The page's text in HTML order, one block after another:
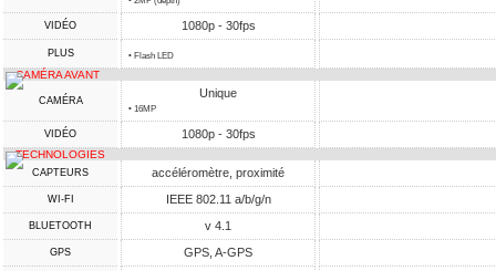
VIDÉO 1080p - 30fps
PLUS • Flash LED
CAMÉRA AVANT
CAMÉRA
Unique
• 16MP
VIDÉO 1080p - 30fps
TECHNOLOGIES
CAPTEURS accéléromètre, proximité
WI-FI IEEE 802.11 a/b/g/n
BLUETOOTH v 4.1
GPS GPS, A-GPS